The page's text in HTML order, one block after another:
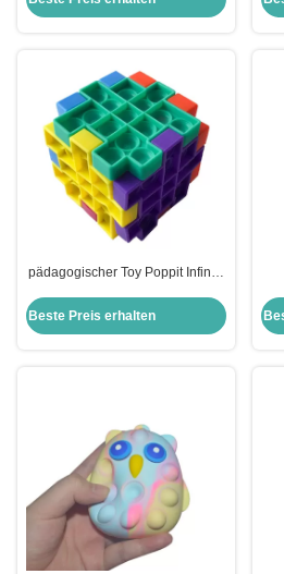
pädagogischer Toy Poppit Infinity
Color der Kinder 3D
Beste Preis erhalten